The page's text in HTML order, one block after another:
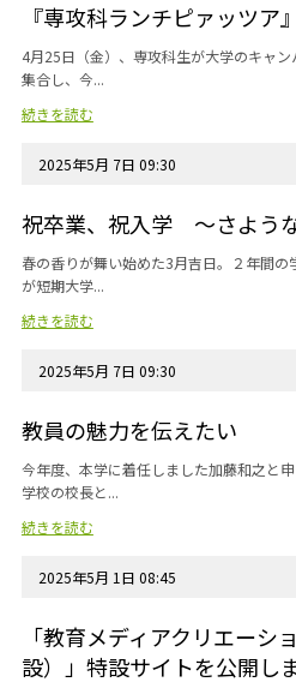
『専攻科ランチピァッツ
4月25日（金）、専攻科生が大学のキャ
集合し、今...
続きを読む
2025年5月 7日 09:30
祝卒業、祝入学 〜さよう
春の香りが舞い始めた3月吉日。２年間
が短期大学...
続きを読む
2025年5月 7日 09:30
教員の魅力を伝えたい
今年度、本学に着任しました加藤和之と
学校の校長と...
続きを読む
2025年5月 1日 08:45
「教育メディアクリエーシ
設）」特設サイトを公開し